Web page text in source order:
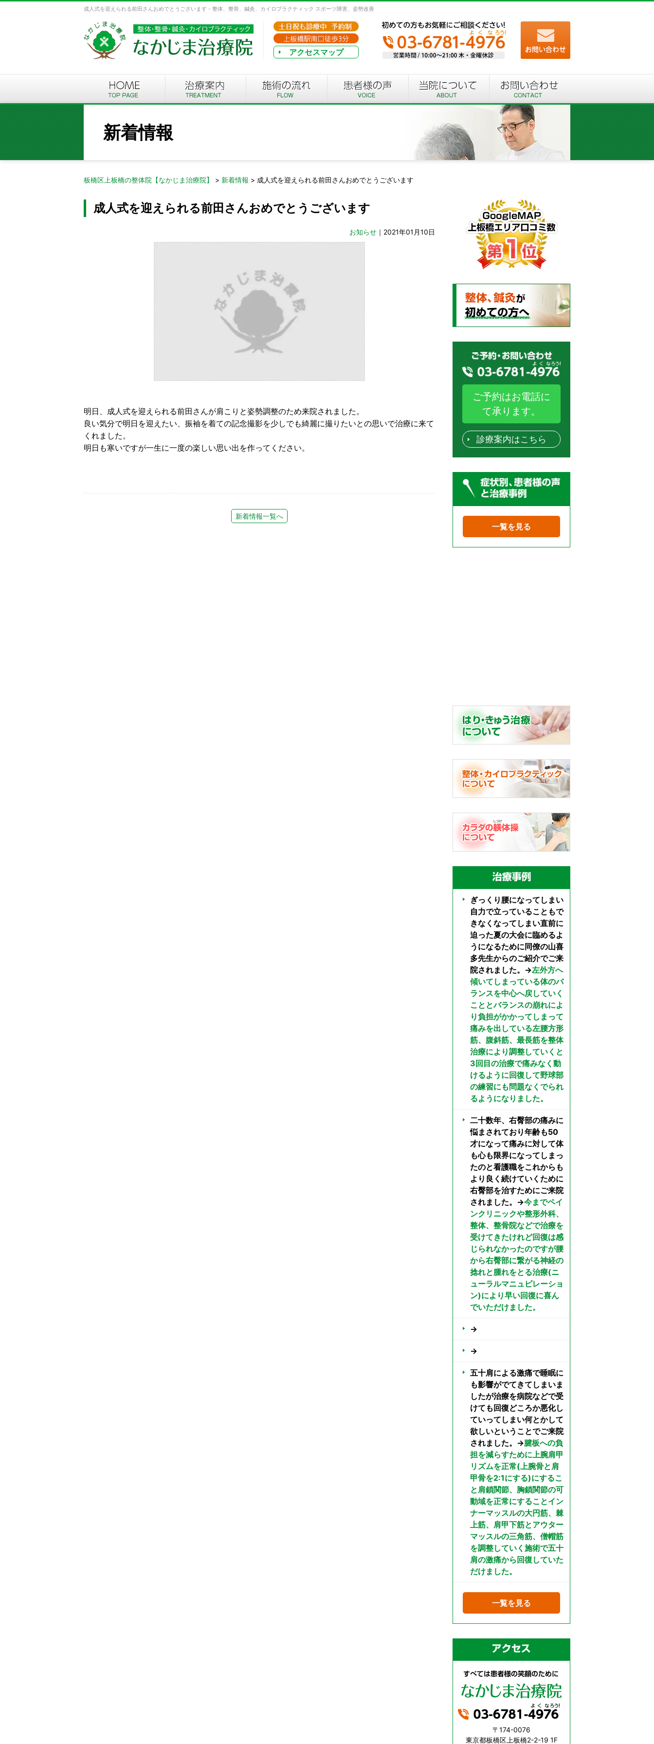
成人式を迎えられる前田さんおめでとうございます - 整体、整骨、鍼灸、カイロプラクティック スポーツ障害、姿勢改善
アクセスマップ
新着情報
板橋区上板橋の整体院【なかじま治療院】 > 新着情報 > 成人式を迎えられる前田さんおめでとうございます
成人式を迎えられる前田さんおめでとうございます
お知らせ ｜2021年01月10日
明日、成人式を迎えられる前田さんが肩こりと姿勢調整のため来院されました。
良い気分で明日を迎えたい、振袖を着ての記念撮影を少しでも綺麗に撮りたいとの思いで治療に来て
くれました。
明日も寒いですが一生に一度の楽しい思い出を作ってください。
新着情報一覧へ
ご予約はお電話に
て承ります。
診療案内はこちら
一覧を見る
ぎっくり腰になってしまい
自力で立っていることもで
きなくなってしまい直前に
迫った夏の大会に臨めるよ
うになるために同僚の山喜
多先生からのご紹介でご来
院されました。→左外方へ
傾いてしまっている体のバ
ランスを中心へ戻していく
こととバランスの崩れによ
り負担がかかってしまって
痛みを出している左腰方形
筋、腹斜筋、最長筋を整体
治療により調整していくと
3回目の治療で痛みなく動
けるように回復して野球部
の練習にも問題なくでられ
るようになりました。
二十数年、右臀部の痛みに
悩まされており年齢も50
才になって痛みに対して体
も心も限界になってしまっ
たのと看護職をこれからも
より良く続けていくために
右臀部を治すためにご来院
されました。→今までペイ
ンクリニックや整形外科、
整体、整骨院などで治療を
受けてきたけれど回復は感
じられなかったのですが腰
から右臀部に繋がる神経の
捻れと腫れをとる治療(ニ
ューラルマニュピレーショ
ン)により早い回復に喜ん
でいただけました。
→
→
五十肩による激痛で睡眠に
も影響がでてきてしまいま
したが治療を病院などで受
けても回復どころか悪化し
ていってしまい何とかして
欲しいということでご来院
されました。→腱板への負
担を減らすために上腕肩甲
リズムを正常(上腕骨と肩
甲骨を2:1にする)にするこ
と肩鎖関節、胸鎖関節の可
動域を正常にすることイン
ナーマッスルの大円筋、棘
上筋、肩甲下筋とアウター
マッスルの三角筋、僧帽筋
を調整していく施術で五十
肩の激痛から回復していた
だけました。
一覧を見る
〒174-0076
東京都板橋区上板橋2-2-19 1F